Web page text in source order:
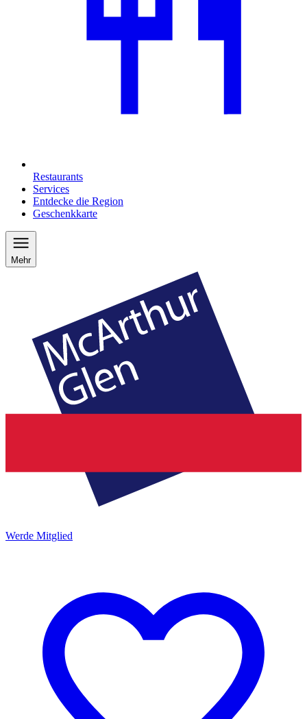
Restaurants
Services
Entdecke die Region
Geschenkkarte
Mehr
Werde Mitglied